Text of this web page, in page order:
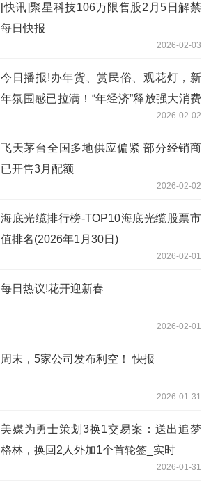
[快讯]聚星科技106万限售股2月5日解禁
每日快报
2026-02-03
今日播报!办年货、赏民俗、观花灯，新
年氛围感已拉满！“年经济”释放强大消费
2026-02-02
飞天茅台全国多地供应偏紧 部分经销商
已开售3月配额
2026-02-02
海底光缆排行榜-TOP10海底光缆股票市
值排名(2026年1月30日)
2026-02-01
每日热议!花开迎新春
2026-02-01
周末，5家公司发布利空！ 快报
2026-01-31
美媒为勇士策划3换1交易案：送出追梦
格林，换回2人外加1个首轮签_实时
2026-01-31